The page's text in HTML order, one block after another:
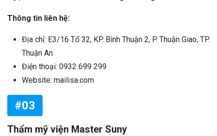
Thông tin liên hệ:
Địa chỉ: E3/16 Tổ 32, KP. Bình Thuận 2, P. Thuận Giao, TP.
Thuận An
Điện thoại: 0932 699 299
Website: mailisa.com
#03
Thẩm mỹ viện Master Suny